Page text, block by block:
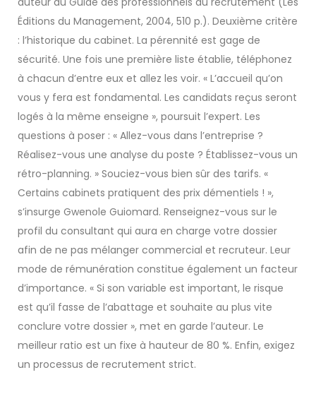
Éditions du Management, 2004, 510 p.). Deuxième critère
: l’historique du cabinet. La pérennité est gage de
sécurité. Une fois une première liste établie, téléphonez
à chacun d’entre eux et allez les voir. « L’accueil qu’on
vous y fera est fondamental. Les candidats reçus seront
logés à la même enseigne », poursuit l’expert. Les
questions à poser : « Allez-vous dans l’entreprise ?
Réalisez-vous une analyse du poste ? Établissez-vous un
rétro-planning. » Souciez-vous bien sûr des tarifs. «
Certains cabinets pratiquent des prix démentiels ! »,
s’insurge Gwenole Guiomard. Renseignez-vous sur le
profil du consultant qui aura en charge votre dossier
afin de ne pas mélanger commercial et recruteur. Leur
mode de rémunération constitue également un facteur
d’importance. « Si son variable est important, le risque
est qu’il fasse de l’abattage et souhaite au plus vite
conclure votre dossier », met en garde l’auteur. Le
meilleur ratio est un fixe à hauteur de 80 %. Enfin, exigez
un processus de recrutement strict.